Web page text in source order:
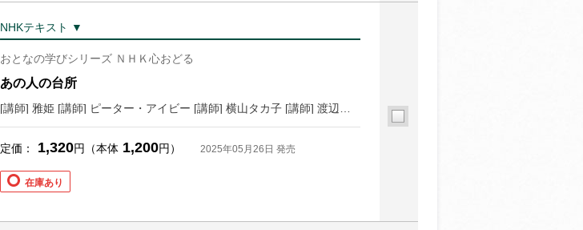
NHKテキスト ▼
おとなの学びシリーズ ＮＨＫ心おどる
あの人の台所
定価： 1,320円（本体 1,200円） 2025年05月26日 発売
在庫あり